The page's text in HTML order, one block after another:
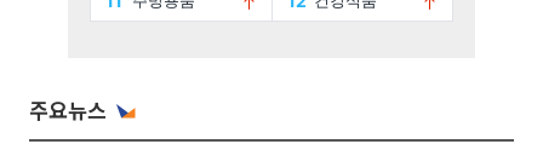
주요뉴스